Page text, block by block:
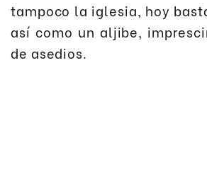
tampoco la iglesia, hoy
así como un aljibe,
de asedios.